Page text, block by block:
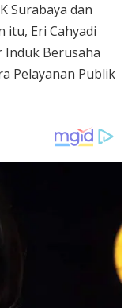
Surabaya dan
itu, Eri Cahyadi
Induk Berusaha
Pelayanan Publik